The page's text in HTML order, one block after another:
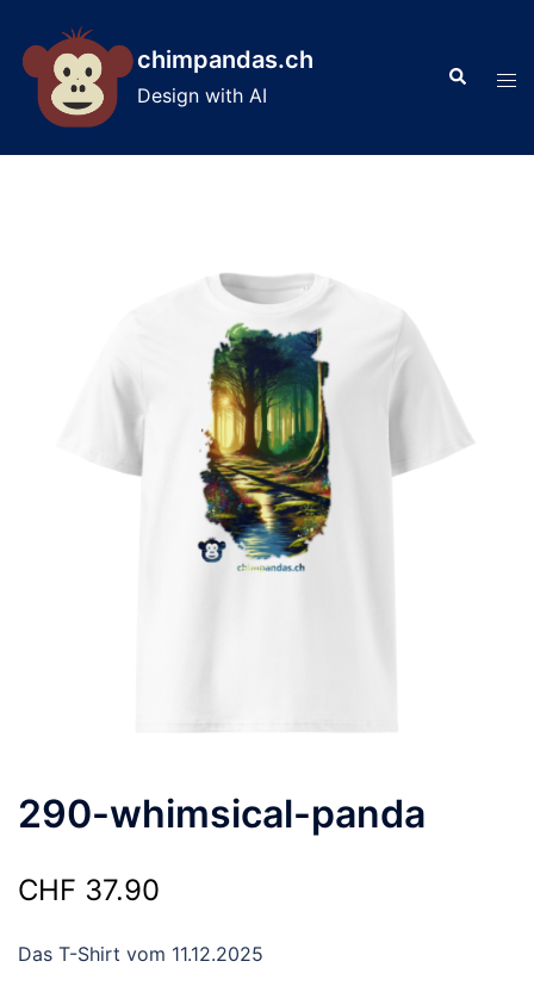
content
chimpandas.ch
Design with AI
Search
290-whimsical-panda
CHF 37.90
Das T-Shirt vom 11.12.2025